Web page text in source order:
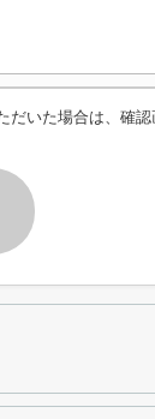
だいた場合は、確